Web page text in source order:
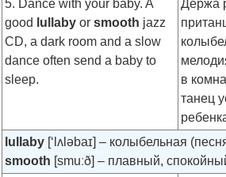
5. Dance with your baby. A
good
lullaby or smooth jazz
CD, a dark room and a slow
dance often send a baby to
sleep.
Держа
в
танец
lullaby [‘lʌləbaɪ] – колыбельная
smooth [smuːð] – плавный,